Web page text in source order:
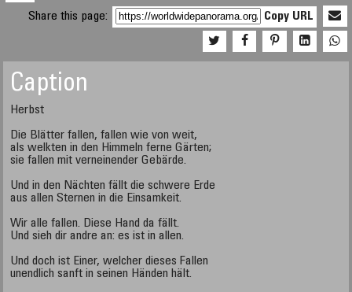
Share this page:
Copy URL
Caption
Herbst
Die Blätter fallen, fallen wie von weit,
als welkten in den Himmeln ferne Gärten;
sie fallen mit verneinender Gebärde.
Und in den Nächten fällt die schwere Erde
aus allen Sternen in die Einsamkeit.
Wir alle fallen. Diese Hand da fällt.
Und sieh dir andre an: es ist in allen.
Und doch ist Einer, welcher dieses Fallen
unendlich sanft in seinen Händen hält.